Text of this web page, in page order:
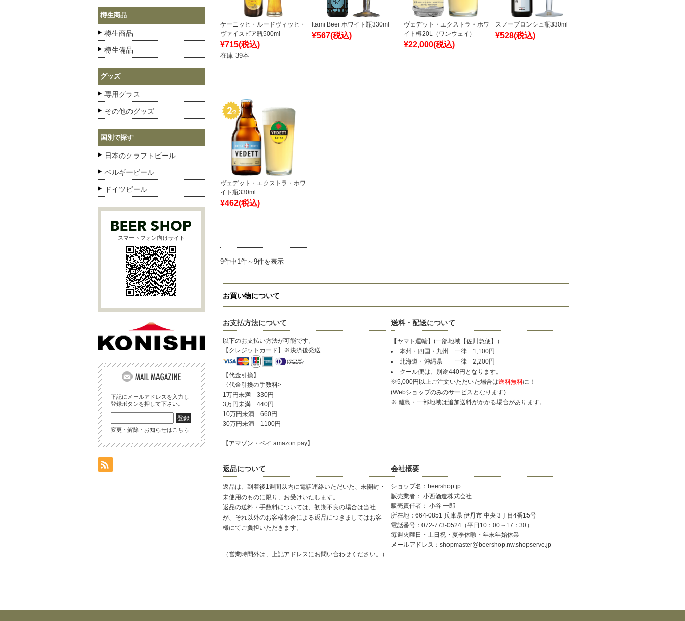
ケーニッヒ・ルードヴィッヒ・
ヴァイスビア瓶500ml
¥715(税込)
在庫 39本
Itami Beer ホワイト瓶330ml
¥567(税込)
ヴェデット・エクストラ・ホワ
イト樽20L（ワンウェイ）
¥22,000(税込)
スノーブロンシュ瓶330ml
¥528(税込)
ヴェデット・エクストラ・ホワ
イト瓶330ml
¥462(税込)
9件中1件～9件を表示
お買い物について
お支払方法について
以下のお支払い方法が可能です。
【クレジットカード】※決済後発送
【代金引換】
〈代金引換の手数料>
1万円未満 330円
3万円未満 440円
10万円未満 660円
30万円未満 1100円
【アマゾン・ペイ amazon pay】
送料・配送について
【ヤマト運輸】(一部地域【佐川急便】）
本州・四国・九州 一律 1,100円
北海道・沖縄県 一律 2,200円
クール便は、別途440円となります。
※5,000円以上ご注文いただいた場合は送料無料に！
(Webショップのみのサービスとなります)
※ 離島・一部地域は追加送料がかかる場合があります。
返品について
返品は、到着後1週間以内に電話連絡いただいた、未開封・
未使用のものに限り、お受けいたします。
返品の送料・手数料については、初期不良の場合は当社
が、それ以外のお客様都合による返品につきましてはお客
様にてご負担いただきます。
会社概要
ショップ名：beershop.jp
販売業者： 小西酒造株式会社
販売責任者： 小谷 一郎
所在地：664-0851 兵庫県 伊丹市 中央 3丁目4番15号
電話番号：072-773-0524（平日10：00～17：30）
毎週火曜日・土日祝・夏季休暇・年末年始休業
メールアドレス：shopmaster@beershop.nw.shopserve.jp
（営業時間外は、上記アドレスにお問い合わせください。）
樽生商品
樽生商品
樽生備品
グッズ
専用グラス
その他のグッズ
国別で探す
日本のクラフトビール
ベルギービール
ドイツビール
スマートフォン向けサイト
下記にメールアドレスを入力し
登録ボタンを押して下さい。
変更・解除・お知らせはこちら